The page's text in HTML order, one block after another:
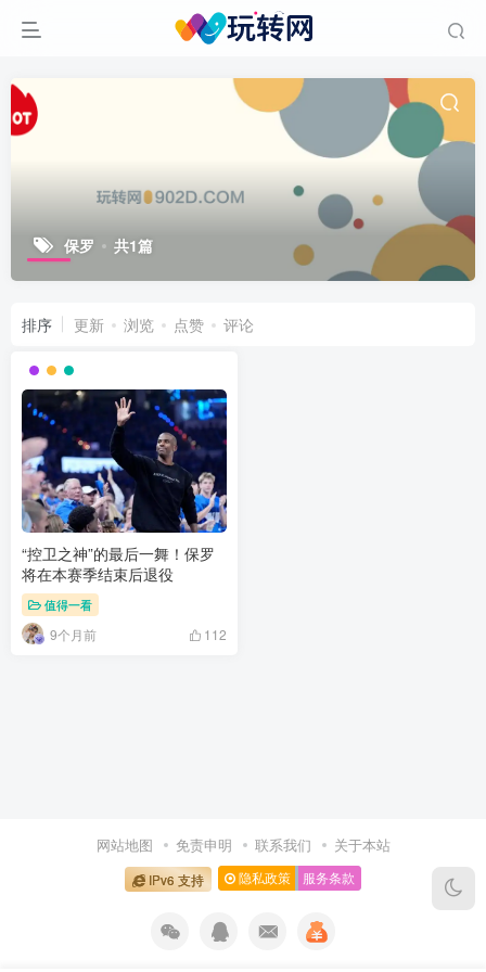
保罗 共1篇
排序 更新 浏览 点赞 评论
“控卫之神”的最后一舞！保罗
将在本赛季结束后退役
值得一看
9个月前 112
网站地图 免责申明 联系我们 关于本站
IPv6 支持 隐私政策 服务条款